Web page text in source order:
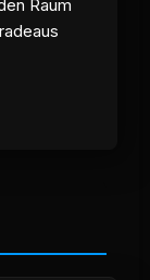
Raum